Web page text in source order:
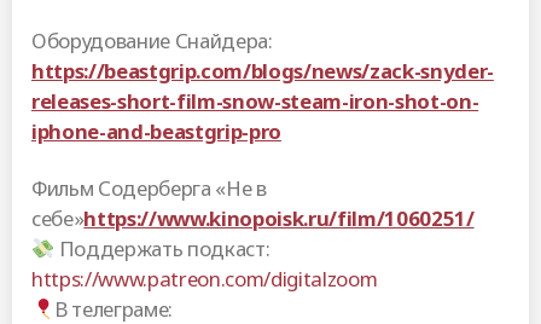
Оборудование Снайдера:
https://beastgrip.com/blogs/news/zack-snyder-
releases-short-film-snow-steam-iron-shot-on-
iphone-and-beastgrip-pro
Фильм Содерберга «Не в
себе»https://www.kinopoisk.ru/film/1060251/
Поддержать подкаст:
https://www.patreon.com/digitalzoom
В телеграме: